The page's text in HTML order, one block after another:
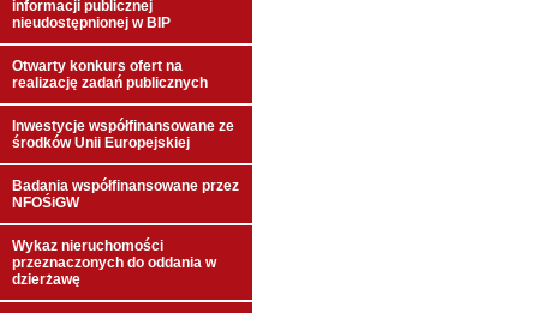
informacji publicznej
nieudostępnionej w BIP
Otwarty konkurs ofert na
realizację zadań publicznych
Inwestycje współfinansowane ze
środków Unii Europejskiej
Badania współfinansowane przez
NFOŚiGW
Wykaz nieruchomości
przeznaczonych do oddania w
dzierżawę